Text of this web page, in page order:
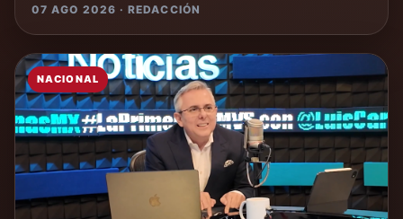
07 AGO 2026 · REDACCIÓN
NACIONAL